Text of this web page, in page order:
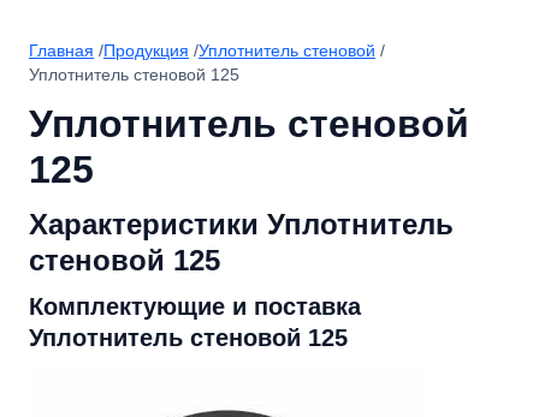
Главная /Продукция /Уплотнитель стеновой /
Уплотнитель стеновой 125
Уплотнитель стеновой
125
Характеристики Уплотнитель
стеновой 125
Комплектующие и поставка
Уплотнитель стеновой 125